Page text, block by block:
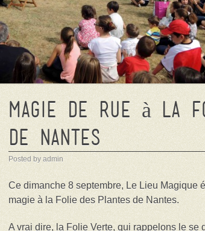
Magie de rue à la
de Nantes
Posted by admin
Ce dimanche 8 septembre, Le Lieu Magique
magie à la Folie des Plantes de Nantes.
A vrai dire, la Folie Verte, qui rappelons le se